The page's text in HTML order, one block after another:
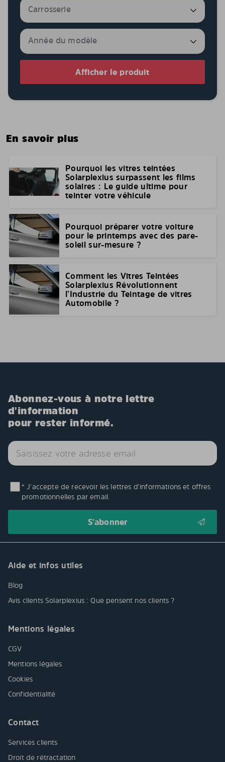
Afficher le produit
En savoir plus
Pourquoi les vitres teintées
Solarplexius surpassent les films
solaires : Le guide ultime pour
teinter votre véhicule
Pourquoi préparer votre voiture
pour le printemps avec des pare-
soleil sur-mesure ?
Comment les Vitres Teintées
Solarplexius Révolutionnent
l’Industrie du Teintage de vitres
Automobile ?
Abonnez-vous à notre lettre
d'information
pour rester informé.
* J'accepte de recevoir les lettres d'informations et offres
promotionnelles par email.
Aide et infos utiles
Blog
Avis clients Solarplexius : Que pensent nos clients ?
Mentions légales
CGV
Mentions légales
Cookies
Confidentialité
Contact
Services clients
Droit de rétractation